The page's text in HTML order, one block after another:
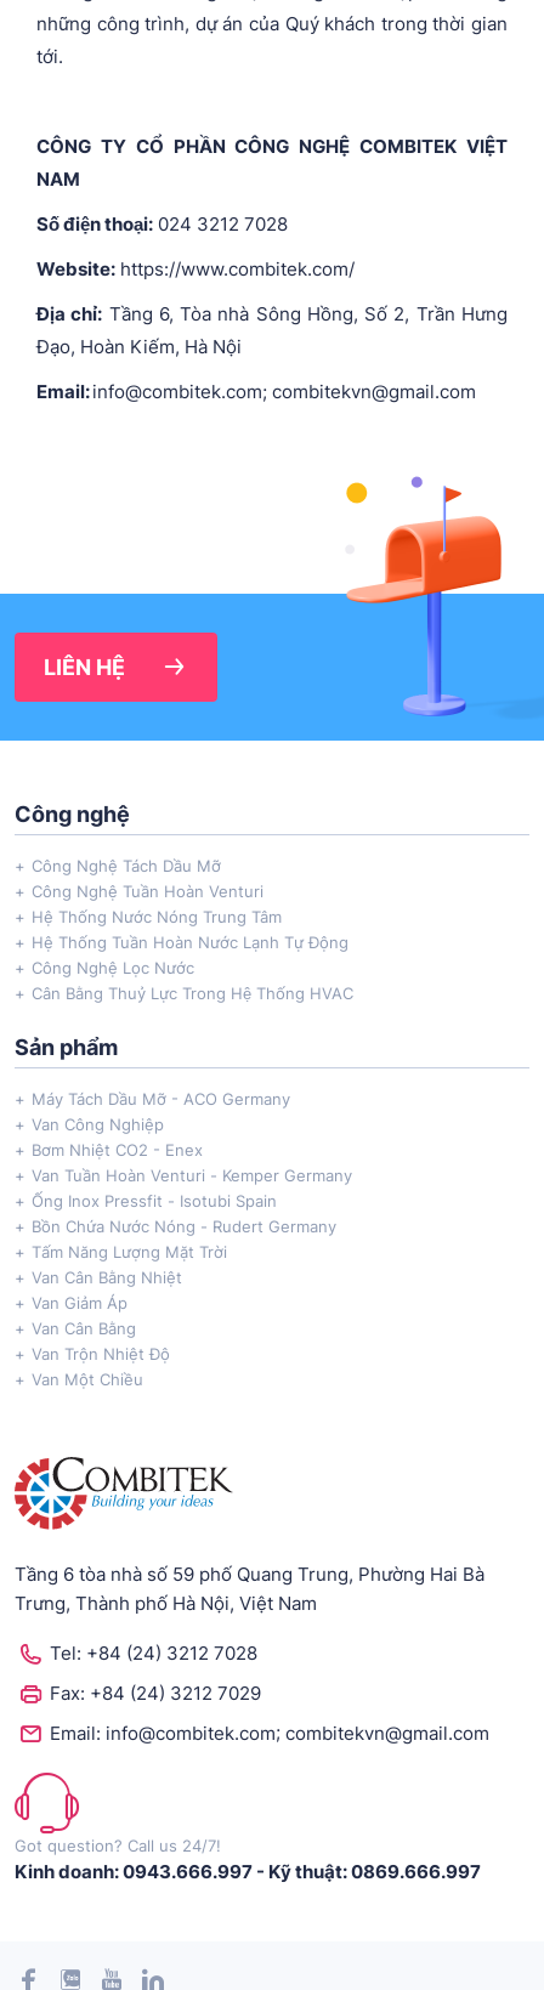
những công trình, dự án của Quý khách trong thời gian
tới.
CÔNG TY CỔ PHẦN CÔNG NGHỆ COMBITEK VIỆT
NAM
Số điện thoại: 024 3212 7028
Website: https://www.combitek.com/
Địa chỉ: Tầng 6, Tòa nhà Sông Hồng, Số 2, Trần Hưng
Đạo, Hoàn Kiếm, Hà Nội
Email:info@combitek.com; combitekvn@gmail.com
LIÊN HỆ
Công nghệ
Công Nghệ Tách Dầu Mỡ
Công Nghệ Tuần Hoàn Venturi
Hệ Thống Nước Nóng Trung Tâm
Hệ Thống Tuần Hoàn Nước Lạnh Tự Động
Công Nghệ Lọc Nước
Cân Bằng Thuỷ Lực Trong Hệ Thống HVAC
Sản phẩm
Máy Tách Dầu Mỡ - ACO Germany
Van Công Nghiệp
Bơm Nhiệt CO2 - Enex
Van Tuần Hoàn Venturi - Kemper Germany
Ống Inox Pressfit - Isotubi Spain
Bồn Chứa Nước Nóng - Rudert Germany
Tấm Năng Lượng Mặt Trời
Van Cân Bằng Nhiệt
Van Giảm Áp
Van Cân Bằng
Van Trộn Nhiệt Độ
Van Một Chiều
Tầng 6 tòa nhà số 59 phố Quang Trung, Phường Hai Bà
Trưng, Thành phố Hà Nội, Việt Nam
Tel: +84 (24) 3212 7028
Fax: +84 (24) 3212 7029
Email: info@combitek.com; combitekvn@gmail.com
Got question? Call us 24/7!
Kinh doanh: 0943.666.997 - Kỹ thuật: 0869.666.997